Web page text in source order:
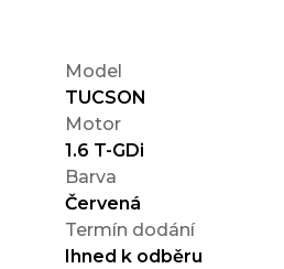
Model
TUCSON
Motor
1.6 T-GDi
Barva
Červená
Termín dodání
Ihned k odběru